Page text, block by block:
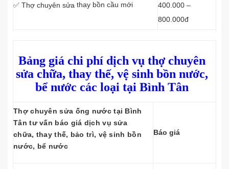
✅ Thợ chuyên sửa thay bồn cầu mới
400.000 –
800.000đ
Bảng giá chi phí dịch vụ thợ chuyên
sửa chữa, thay thế, vệ sinh bồn nước,
bể nước các loại tại Bình Tân
Thợ chuyên sửa ống nước tại Bình
Tân tư vấn báo giá dịch vụ sửa
chữa, thay thế, bảo trì, vệ sinh bồn
nước, bể nước
Báo giá